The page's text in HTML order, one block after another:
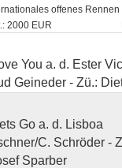
offenes Rennen
2000 EUR
You a. d. Ester
Geineder - Zü.:
Go a. d. Lisboa
C. Schröder -
Sparber